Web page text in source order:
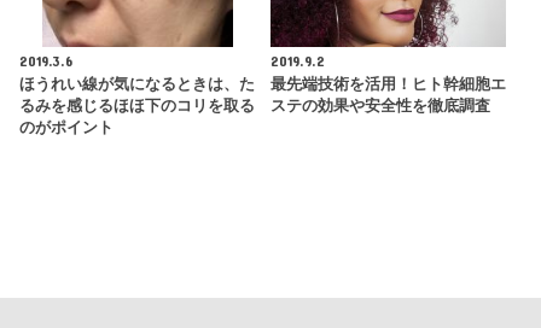
2019.3.6
ほうれい線が気になるときは、た
るみを感じるほほ下のコリを取る
のがポイント
2019.9.2
最先端技術を活用！ヒト幹細胞エ
ステの効果や安全性を徹底調査